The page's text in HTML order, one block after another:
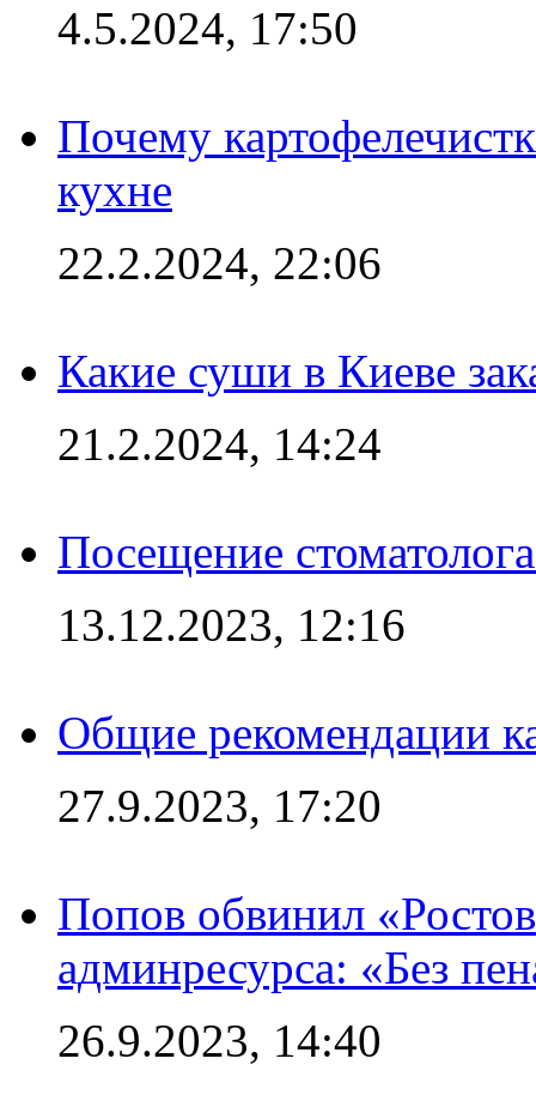
4.5.2024, 17:50
Почему
кухне
22.2.2024, 22:06
Какие суши в Киеве
21.2.2024, 14:24
Посещение
13.12.2023, 12:16
Общие рекомендации
27.9.2023, 17:20
Попов обвинил
админресурса: «Без
26.9.2023, 14:40